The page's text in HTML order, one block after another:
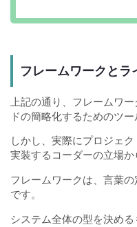
フレームワークとラ
上記の通り、フレームワ
ドの簡略化するためのツ
しかし、実際にプロジェ
実装するコーダーの立場か
フレームワークは、言葉の
です。
システム全体の型を決め